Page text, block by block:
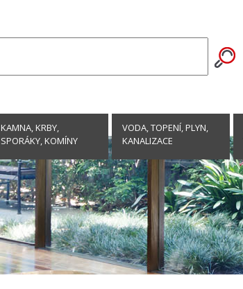
KAMNA, KRBY,
SPORÁKY, KOMÍNY
VODA, TOPENÍ, PLYN,
KANALIZACE